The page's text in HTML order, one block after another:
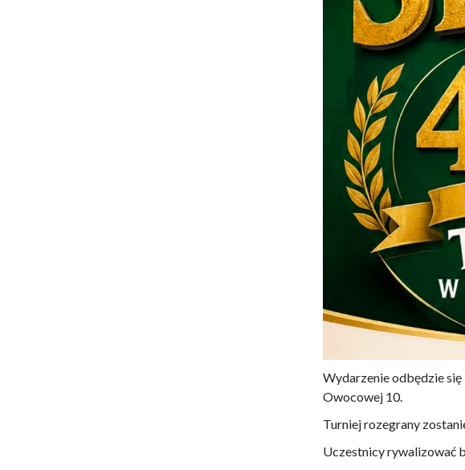
Wydarzenie odbędzie
Owocowej 10.
Turniej rozegrany
Uczestnicy rywalizować